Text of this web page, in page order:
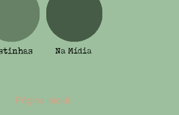
Página inicial